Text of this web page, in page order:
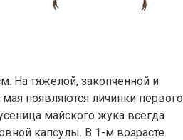
На тяжелой, закопченной и
появляются личинки первого
майского жука всегда
капсулы. В 1-м возрасте